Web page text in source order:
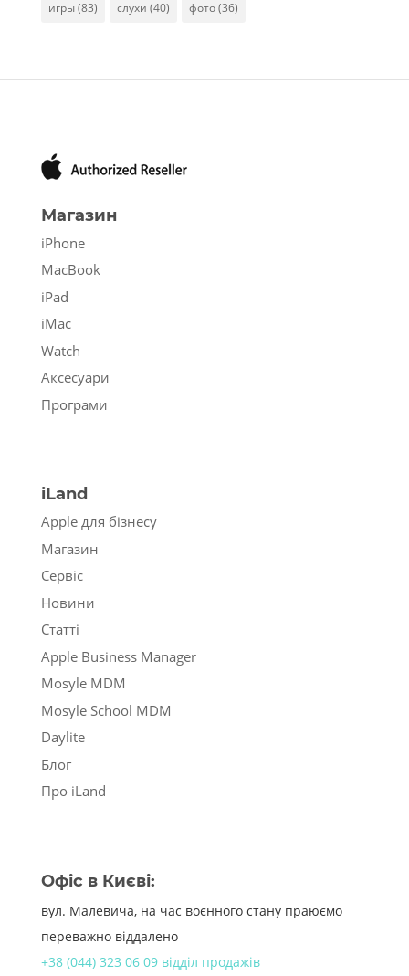
игры(83) слухи (40) фото(36)
Магазин
iPhone
MacBook
iPad
iMac
Watch
Аксесуари
Програми
iLand
Apple для бізнесу
Магазин
Сервіс
Новини
Статті
Apple Business Manager
Mosyle MDM
Mosyle School MDM
Daylite
Блог
Про iLand
Офіс в Києві:
вул. Малевича, на час воєнного стану праюємо
переважно віддалено
+38 (044) 323 06 09 відділ продажів